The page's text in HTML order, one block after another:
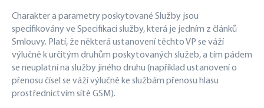
Charakter a parametry poskytované Služby jsou
specifikovány ve Specifikaci služby, která je jedním z článků
Smlouvy. Platí, že některá ustanovení těchto VP se váží
výlučně k určitým druhům poskytovaných služeb, a tím pádem
se neuplatní na služby jiného druhu (například ustanovení o
přenosu čísel se váží výlučně ke službám přenosu hlasu
prostřednictvím sítě GSM).